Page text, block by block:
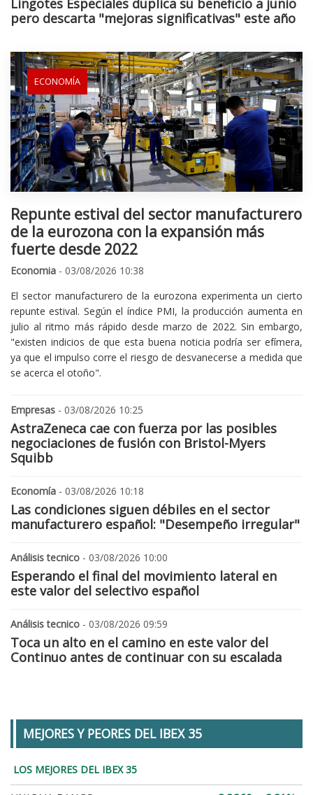
Lingotes Especiales duplica su beneficio a junio
pero descarta "mejoras significativas" este año
ECONOMÍA
Repunte estival del sector manufacturero
de la eurozona con la expansión más
fuerte desde 2022
Economia - 03/08/2026 10:38
El sector manufacturero de la eurozona experimenta un cierto
repunte estival. Según el índice PMI, la producción aumenta en
julio al ritmo más rápido desde marzo de 2022. Sin embargo,
"existen indicios de que esta buena noticia podría ser efímera,
ya que el impulso corre el riesgo de desvanecerse a medida que
se acerca el otoño".
Empresas - 03/08/2026 10:25
AstraZeneca cae con fuerza por las posibles
negociaciones de fusión con Bristol-Myers
Squibb
Economía - 03/08/2026 10:18
Las condiciones siguen débiles en el sector
manufacturero español: "Desempeño irregular"
Análisis tecnico - 03/08/2026 10:00
Esperando el final del movimiento lateral en
este valor del selectivo español
Análisis tecnico - 03/08/2026 09:59
Toca un alto en el camino en este valor del
Continuo antes de continuar con su escalada
MEJORES Y PEORES DEL IBEX 35
LOS MEJORES DEL IBEX 35